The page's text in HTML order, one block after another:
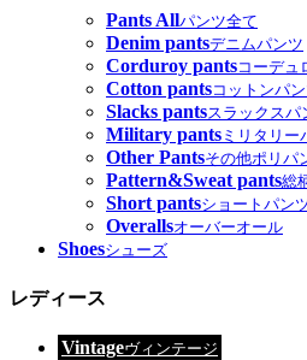
Pants Allパンツ全て
Denim pantsデニムパンツ
Corduroy pantsコーデュ
Cotton pantsコットンパ
Slacks pantsスラックスパ
Military pants ミリタリー
Other Pantsその他ポリパ
Pattern&Sweat pants総
Short pantsショートパン
Overallsオーバーオール
Shoesシューズ
レディース
Vintageヴィンテージ